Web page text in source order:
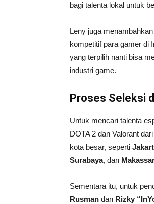
bagi talenta lokal untuk
Leny juga
kompetitif para gamer di
yang terpilih nanti bisa
industri game.
Proses Seleksi
Untuk mencari talenta
DOTA 2 dan Valorant
kota besar, seperti
Surabaya, dan
Sementara itu, untuk
Rusman dan Rizky